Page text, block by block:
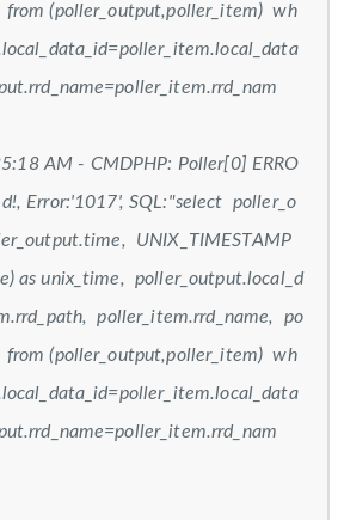
(poller_output,poller_item) wh
AM - CMDPHP: Poller[0] ERRO
Error:'1017', SQL:"select poller_o
UNIX_TIMESTAMP
as unix_time, poller_output.local_d
poller_item.rrd_name, po
(poller_output,poller_item) wh